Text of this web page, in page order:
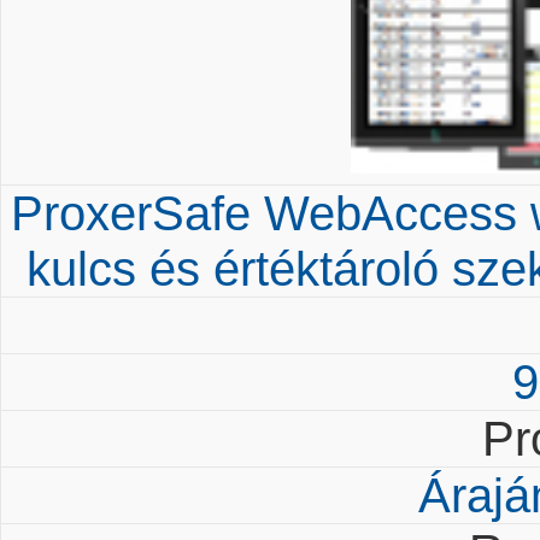
ProxerSafe
kulcs és értéktároló